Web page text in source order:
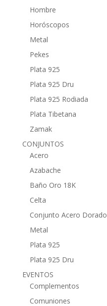
Hombre
Horóscopos
Metal
Pekes
Plata 925
Plata 925 Dru
Plata 925 Rodiada
Plata Tibetana
Zamak
CONJUNTOS
Acero
Azabache
Baño Oro 18K
Celta
Conjunto Acero Dorado
Metal
Plata 925
Plata 925 Dru
EVENTOS
Complementos
Comuniones